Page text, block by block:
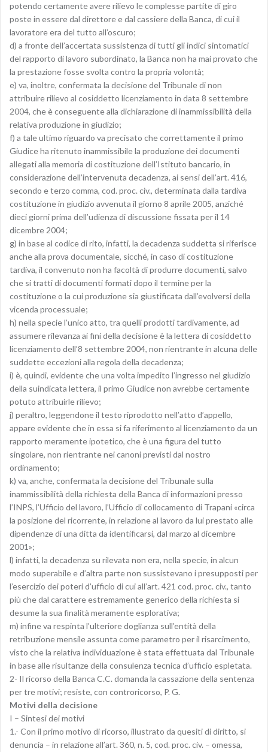
potendo certamente avere rilievo le complesse partite di giro
poste in essere dal direttore e dal cassiere della Banca, di cui il
lavoratore era del tutto all’oscuro;
d) a fronte dell’accertata sussistenza di tutti gli indici sintomatici
del rapporto di lavoro subordinato, la Banca non ha mai provato che
la prestazione fosse svolta contro la propria volontà;
e) va, inoltre, confermata la decisione del Tribunale di non
attribuire rilievo al cosiddetto licenziamento in data 8 settembre
2004, che è conseguente alla dichiarazione di inammissibilità della
relativa produzione in giudizio;
f) a tale ultimo riguardo va precisato che correttamente il primo
Giudice ha ritenuto inammissibile la produzione dei documenti
allegati alla memoria di costituzione dell’Istituto bancario, in
considerazione dell’intervenuta decadenza, ai sensi dell’art. 416,
secondo e terzo comma, cod. proc. civ., determinata dalla tardiva
costituzione in giudizio avvenuta il giorno 8 aprile 2005, anziché
dieci giorni prima dell’udienza di discussione fissata per il 14
dicembre 2004;
g) in base al codice di rito, infatti, la decadenza suddetta si riferisce
anche alla prova documentale, sicché, in caso di costituzione
tardiva, il convenuto non ha facoltà di produrre documenti, salvo
che si tratti di documenti formati dopo il termine per la
costituzione o la cui produzione sia giustificata dall’evolversi della
vicenda processuale;
h) nella specie l’unico atto, tra quelli prodotti tardivamente, ad
assumere rilevanza ai fini della decisione è la lettera di cosiddetto
licenziamento dell’8 settembre 2004, non rientrante in alcuna delle
suddette eccezioni alla regola della decadenza;
i) è, quindi, evidente che una volta impedito l’ingresso nel giudizio
della suindicata lettera, il primo Giudice non avrebbe certamente
potuto attribuirle rilievo;
j) peraltro, leggendone il testo riprodotto nell’atto d’appello,
appare evidente che in essa si fa riferimento al licenziamento da un
rapporto meramente ipotetico, che è una figura del tutto
singolare, non rientrante nei canoni previsti dal nostro
ordinamento;
k) va, anche, confermata la decisione del Tribunale sulla
inammissibilità della richiesta della Banca di informazioni presso
l’INPS, l’Ufficio del lavoro, l’Ufficio di collocamento di Trapani «circa
la posizione del ricorrente, in relazione al lavoro da lui prestato alle
dipendenze di una ditta da identificarsi, dal marzo al dicembre
2001»;
l) infatti, la decadenza su rilevata non era, nella specie, in alcun
modo superabile e d’altra parte non sussistevano i presupposti per
l’esercizio dei poteri d’ufficio di cui all’art. 421 cod. proc. civ., tanto
più che dal carattere estremamente generico della richiesta si
desume la sua finalità meramente esplorativa;
m) infine va respinta l’ulteriore doglianza sull’entità della
retribuzione mensile assunta come parametro per il risarcimento,
visto che la relativa individuazione è stata effettuata dal Tribunale
in base alle risultanze della consulenza tecnica d’ufficio espletata.
2- Il ricorso della Banca C.C. domanda la cassazione della sentenza
per tre motivi; resiste, con controricorso, P. G.
Motivi della decisione
I – Sintesi dei motivi
1.- Con il primo motivo di ricorso, illustrato da quesiti di diritto, si
denuncia – in relazione all’art. 360, n. 5, cod. proc. civ. – omessa,